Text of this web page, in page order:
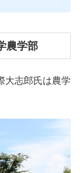
農学部
大志郎氏は農学